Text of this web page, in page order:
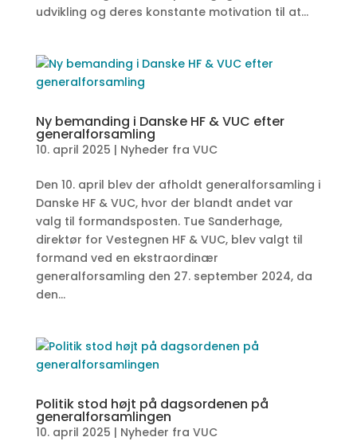
udvikling og deres konstante motivation til at...
Ny bemanding i Danske HF & VUC efter
generalforsamling
10. april 2025 | Nyheder fra VUC
Den 10. april blev der afholdt generalforsamling i
Danske HF & VUC, hvor der blandt andet var
valg til formandsposten. Tue Sanderhage,
direktør for Vestegnen HF & VUC, blev valgt til
formand ved en ekstraordinær
generalforsamling den 27. september 2024, da
den...
Politik stod højt på dagsordenen på
generalforsamlingen
10. april 2025 | Nyheder fra VUC